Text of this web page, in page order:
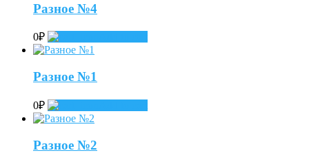
Разное №4
0₽
Разное №1
0₽
Разное №2